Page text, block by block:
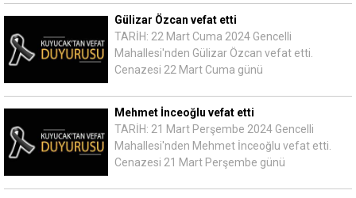
Gülizar Özcan vefat etti
TARİH: 22 Mart Cuma 2024 Gencelli
Mahallesi'nden Gülizar Özcan vefat etti.
Cenazesi 22 Mart Cuma günü
Mehmet İnceoğlu vefat etti
TARİH: 21 Mart Perşembe 2024 Gencelli
Mahallesi'nden Mehmet İnceoğlu vefat etti.
Cenazesi 21 Mart Perşembe günü